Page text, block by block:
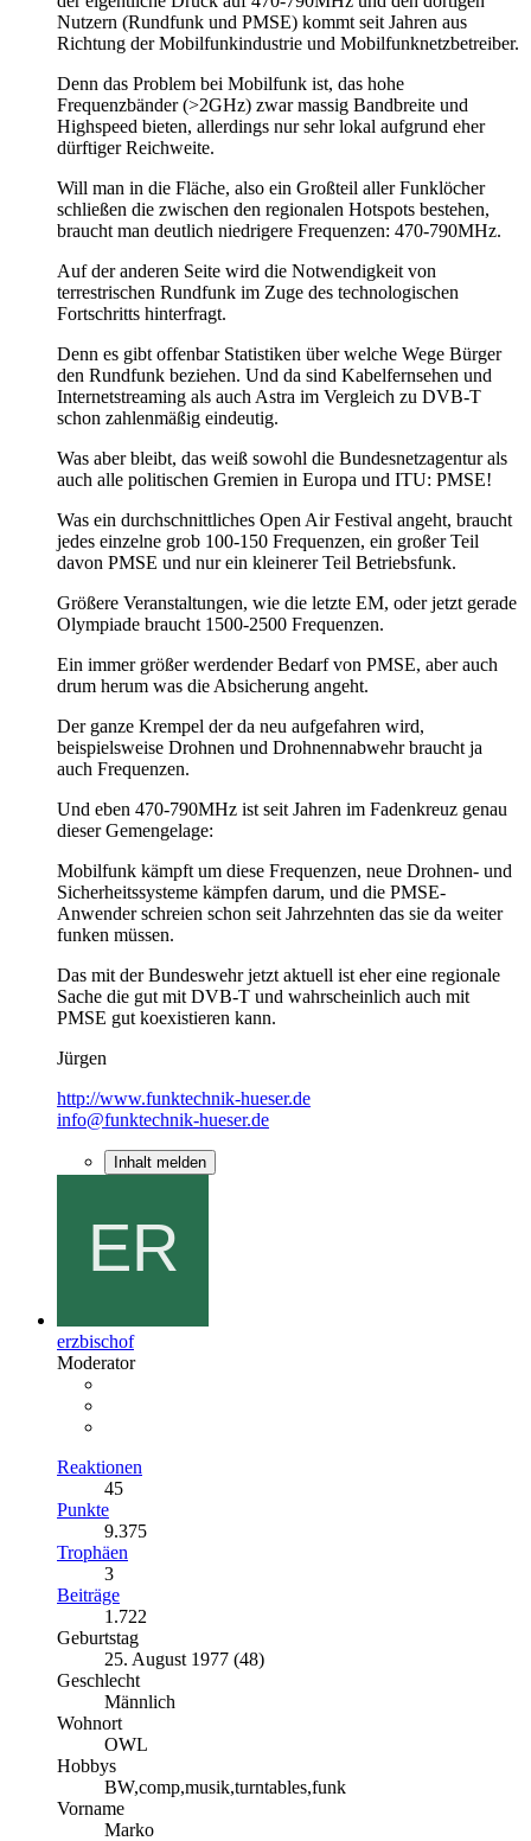
Nutzern (Rundfunk und PMSE) kommt seit Jahren aus
Richtung der Mobilfunkindustrie und Mobilfunknetzbetreiber.
Denn das Problem bei Mobilfunk ist, das hohe
Frequenzbänder (>2GHz) zwar massig Bandbreite und
Highspeed bieten, allerdings nur sehr lokal aufgrund eher
dürftiger Reichweite.
Will man in die Fläche, also ein Großteil aller Funklöcher
schließen die zwischen den regionalen Hotspots bestehen,
braucht man deutlich niedrigere Frequenzen: 470-790MHz.
Auf der anderen Seite wird die Notwendigkeit von
terrestrischen Rundfunk im Zuge des technologischen
Fortschritts hinterfragt.
Denn es gibt offenbar Statistiken über welche Wege Bürger
den Rundfunk beziehen. Und da sind Kabelfernsehen und
Internetstreaming als auch Astra im Vergleich zu DVB-T
schon zahlenmäßig eindeutig.
Was aber bleibt, das weiß sowohl die Bundesnetzagentur als
auch alle politischen Gremien in Europa und ITU: PMSE!
Was ein durchschnittliches Open Air Festival angeht, braucht
jedes einzelne grob 100-150 Frequenzen, ein großer Teil
davon PMSE und nur ein kleinerer Teil Betriebsfunk.
Größere Veranstaltungen, wie die letzte EM, oder jetzt gerade
Olympiade braucht 1500-2500 Frequenzen.
Ein immer größer werdender Bedarf von PMSE, aber auch
drum herum was die Absicherung angeht.
Der ganze Krempel der da neu aufgefahren wird,
beispielsweise Drohnen und Drohnennabwehr braucht ja
auch Frequenzen.
Und eben 470-790MHz ist seit Jahren im Fadenkreuz genau
dieser Gemengelage:
Mobilfunk kämpft um diese Frequenzen, neue Drohnen- und
Sicherheitssysteme kämpfen darum, und die PMSE-
Anwender schreien schon seit Jahrzehnten das sie da weiter
funken müssen.
Das mit der Bundeswehr jetzt aktuell ist eher eine regionale
Sache die gut mit DVB-T und wahrscheinlich auch mit
PMSE gut koexistieren kann.
Jürgen
http://www.funktechnik-hueser.de
info@funktechnik-hueser.de
Inhalt melden
erzbischof
Moderator
Reaktionen
45
Punkte
9.375
Trophäen
3
Beiträge
1.722
Geburtstag
25. August 1977 (48)
Geschlecht
Männlich
Wohnort
OWL
Hobbys
BW,comp,musik,turntables,funk
Vorname
Marko